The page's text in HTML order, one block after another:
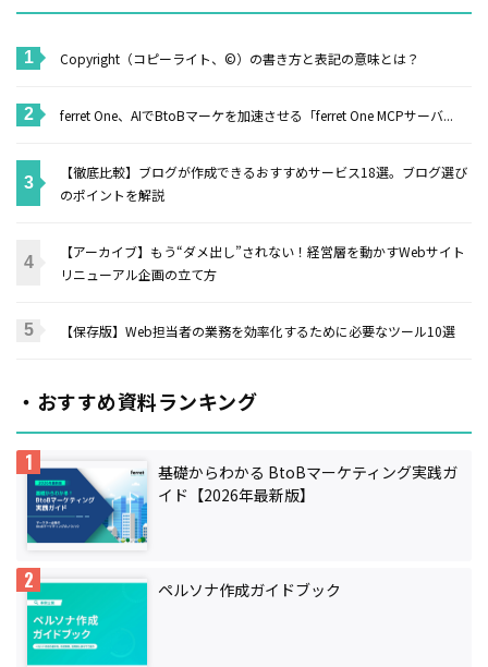
Copyright（コピーライト、©）の書き方と表記の意味とは？
ferret One、AIでBtoBマーケを加速させる「ferret One MCPサーバ...
【徹底比較】ブログが作成できるおすすめサービス18選。ブログ選び
のポイントを解説
【アーカイブ】もう“ダメ出し”されない！経営層を動かすWebサイト
リニューアル企画の立て方
【保存版】Web担当者の業務を効率化するために必要なツール10選
・おすすめ資料ランキング
基礎からわかる BtoBマーケティング実践ガ
イド【2026年最新版】
ペルソナ作成ガイドブック